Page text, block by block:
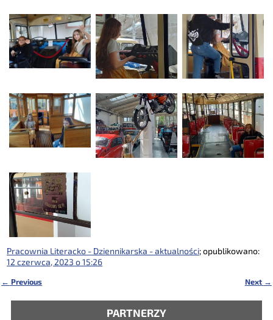
Pracownia Literacko - Dziennikarska - aktualności; opublikowano:
12 czerwca, 2023 o 15:26
← Previous Next →
PARTNERZY